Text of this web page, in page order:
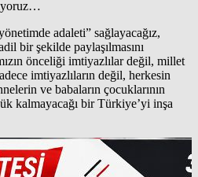
adaleti” sağlayacağız,
bir şekilde paylaşılmasını
önceliği imtiyazlılar değil, millet
imtiyazlıların değil, herkesin
ve babaların çocuklarının
kalmayacağı bir Türkiye’yi inşa